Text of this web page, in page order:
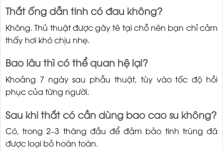
Thắt ống dẫn tinh có đau không?
Không. Thủ thuật được gây tê tại chỗ nên bạn chỉ cảm
thấy hơi khó chịu nhẹ.
Bao lâu thì có thể quan hệ lại?
Khoảng 7 ngày sau phẫu thuật, tùy vào tốc độ hồi
phục của từng người.
Sau khi thắt có cần dùng bao cao su không?
Có, trong 2–3 tháng đầu để đảm bảo tinh trùng đã
được loại bỏ hoàn toàn.